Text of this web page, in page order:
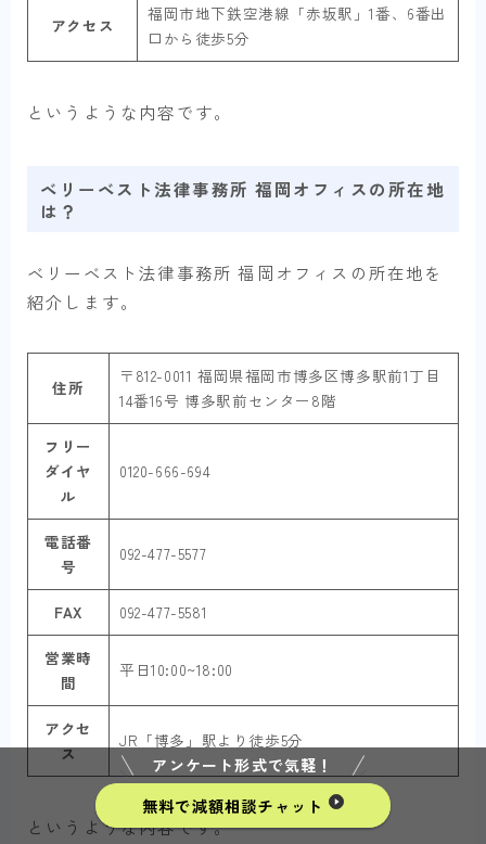
アクセス
福岡市地下鉄空港線「赤坂駅」1番、6番出
口から徒歩5分
というような内容です。
ベリーベスト法律事務所 福岡オフィスの所在地
は？
ベリーベスト法律事務所 福岡オフィスの所在地を
紹介します。
住所
〒812-0011 福岡県福岡市博多区博多駅前1丁目
14番16号 博多駅前センター8階
フリー
ダイヤ
ル
0120-666-694
電話番
号
092-477-5577
FAX 092-477-5581
営業時
間
平日10:00~18:00
アクセ
ス
JR「博多」駅より徒歩5分
というような内容です。
アンケート形式で気軽！
無料で減額相談チャット